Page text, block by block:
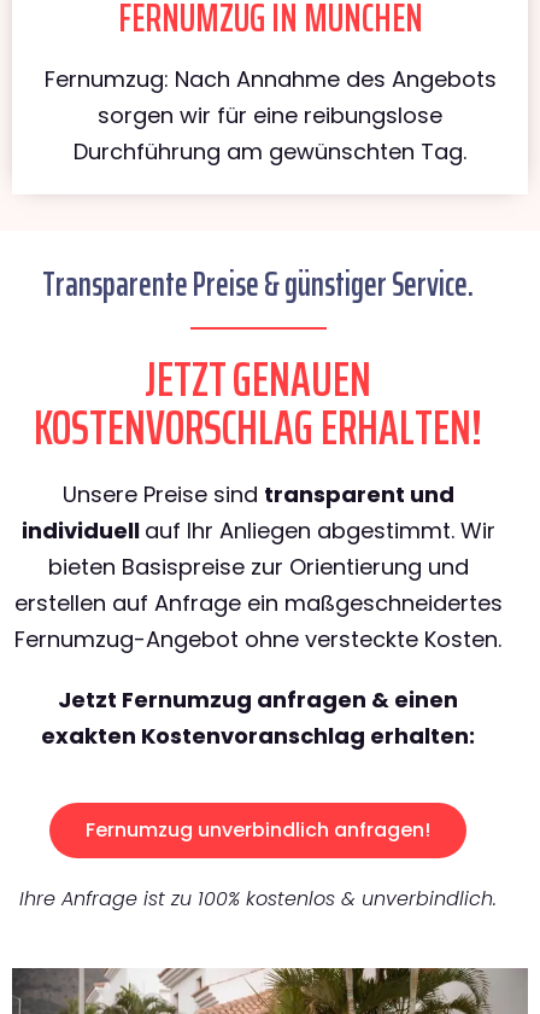
FERNUMZUG IN MÜNCHEN
Fernumzug: Nach Annahme des Angebots
sorgen wir für eine reibungslose
Durchführung am gewünschten Tag.
Transparente Preise & günstiger Service.
JETZT GENAUEN
KOSTENVORSCHLAG ERHALTEN!
Unsere Preise sind transparent und
individuell auf Ihr Anliegen abgestimmt. Wir
bieten Basispreise zur Orientierung und
erstellen auf Anfrage ein maßgeschneidertes
Fernumzug-Angebot ohne versteckte Kosten.
Jetzt Fernumzug anfragen & einen
exakten Kostenvoranschlag erhalten:
Fernumzug unverbindlich anfragen!
Ihre Anfrage ist zu 100% kostenlos & unverbindlich.